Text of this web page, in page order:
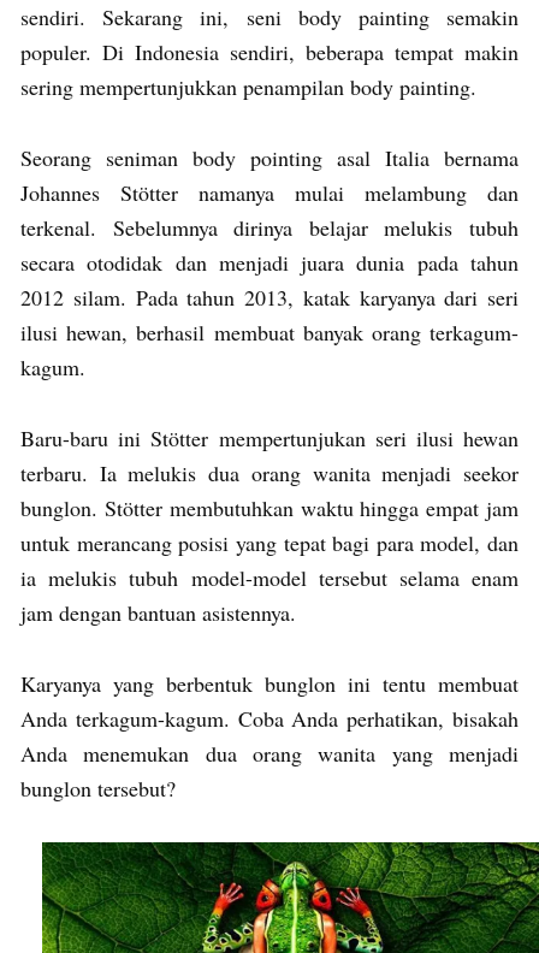
sendiri. Sekarang ini, seni body painting semakin
populer. Di Indonesia sendiri, beberapa tempat makin
sering mempertunjukkan penampilan body painting.
Seorang seniman body pointing asal Italia bernama
Johannes Stötter namanya mulai melambung dan
terkenal. Sebelumnya dirinya belajar melukis tubuh
secara otodidak dan menjadi juara dunia pada tahun
2012 silam. Pada tahun 2013, katak karyanya dari seri
ilusi hewan, berhasil membuat banyak orang terkagum-
kagum.
Baru-baru ini Stötter mempertunjukan seri ilusi hewan
terbaru. Ia melukis dua orang wanita menjadi seekor
bunglon. Stötter membutuhkan waktu hingga empat jam
untuk merancang posisi yang tepat bagi para model, dan
ia melukis tubuh model-model tersebut selama enam
jam dengan bantuan asistennya.
Karyanya yang berbentuk bunglon ini tentu membuat
Anda terkagum-kagum. Coba Anda perhatikan, bisakah
Anda menemukan dua orang wanita yang menjadi
bunglon tersebut?